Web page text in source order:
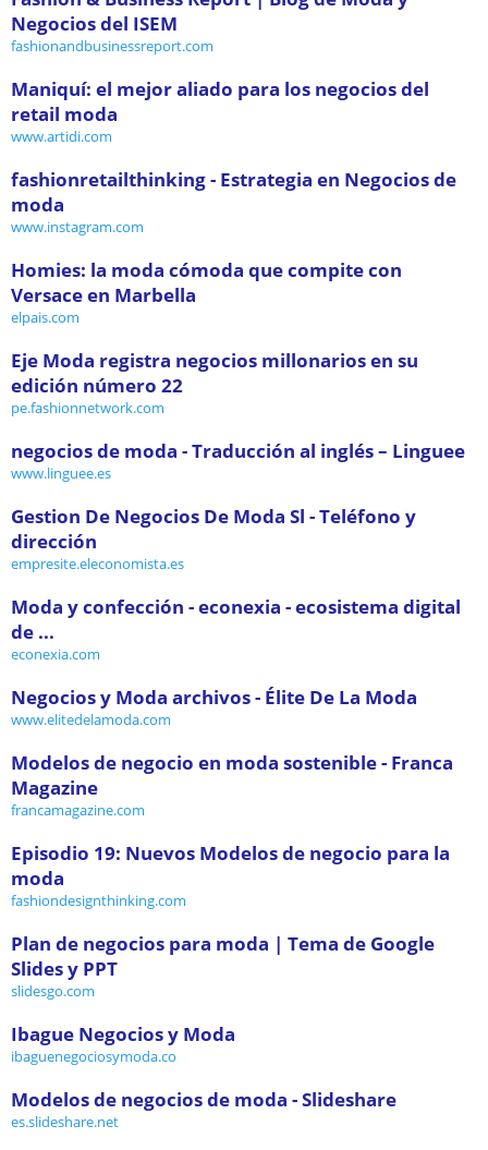
Negocios del ISEM
fashionandbusinessreport.com
Maniquí: el mejor aliado para los negocios del
retail moda
www.artidi.com
fashionretailthinking - Estrategia en Negocios de
moda
www.instagram.com
Homies: la moda cómoda que compite con
Versace en Marbella
elpais.com
Eje Moda registra negocios millonarios en su
edición número 22
pe.fashionnetwork.com
negocios de moda - Traducción al inglés – Linguee
www.linguee.es
Gestion De Negocios De Moda Sl - Teléfono y
dirección
empresite.eleconomista.es
Moda y confección - econexia - ecosistema digital
de ...
econexia.com
Negocios y Moda archivos - Élite De La Moda
www.elitedelamoda.com
Modelos de negocio en moda sostenible - Franca
Magazine
francamagazine.com
Episodio 19: Nuevos Modelos de negocio para la
moda
fashiondesignthinking.com
Plan de negocios para moda | Tema de Google
Slides y PPT
slidesgo.com
Ibague Negocios y Moda
ibaguenegociosymoda.co
Modelos de negocios de moda - Slideshare
es.slideshare.net